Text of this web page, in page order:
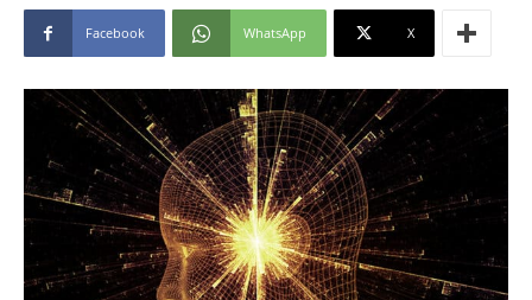
Facebook WhatsApp X